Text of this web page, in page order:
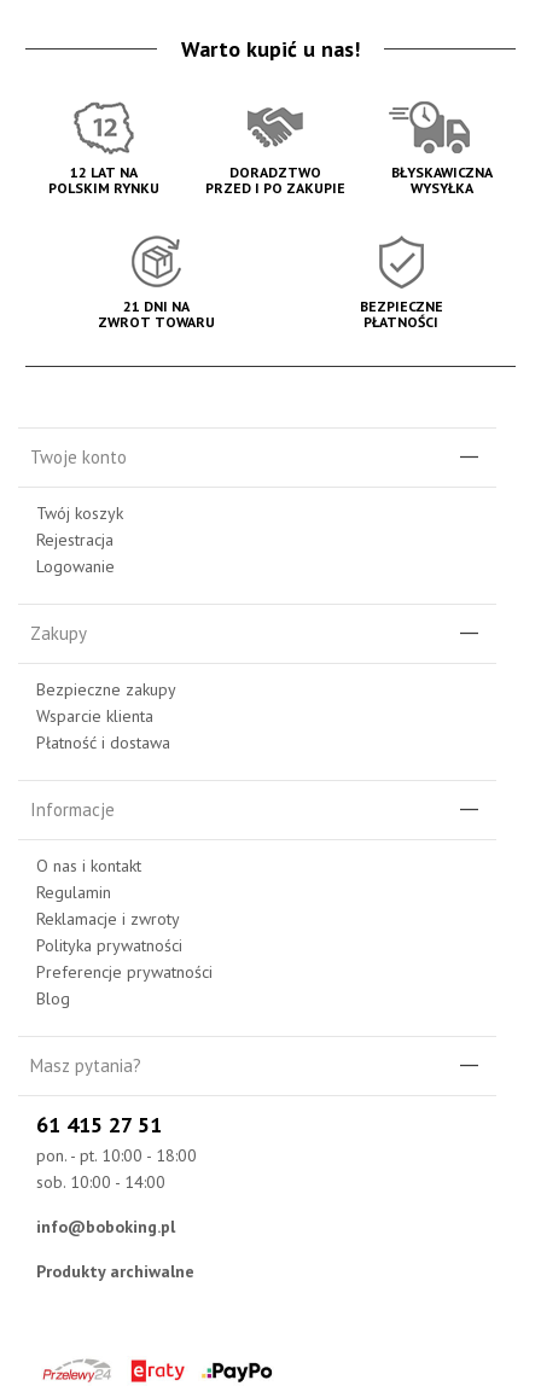
Warto kupić u nas!
12 LAT NA
POLSKIM RYNKU
DORADZTWO
PRZED I PO ZAKUPIE
BŁYSKAWICZNA
WYSYŁKA
21 DNI NA
ZWROT TOWARU
BEZPIECZNE
PŁATNOŚCI
Twoje konto
Twój koszyk
Rejestracja
Logowanie
Zakupy
Bezpieczne zakupy
Wsparcie klienta
Płatność i dostawa
Informacje
O nas i kontakt
Regulamin
Reklamacje i zwroty
Polityka prywatności
Preferencje prywatności
Blog
Masz pytania?
61 415 27 51
pon. - pt. 10:00 - 18:00
sob. 10:00 - 14:00
info@boboking.pl
Produkty archiwalne